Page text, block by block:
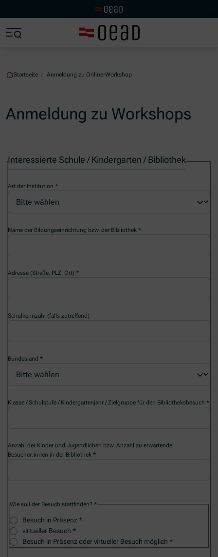
Startseite / Anmeldung zu Online-Workshop
Anmeldung zu Workshops
Interessierte Schule / Kindergarten / Bibliothek
Art der Institution
Name der Bildungseinrichtung bzw. der Bibliothek
Adresse (Straße, PLZ, Ort)
Schulkennzahl (falls zutreffend)
Bundesland
Klasse / Schulstufe / Kindergartenjahr / Zielgruppe für den Bibliotheksbesuch
Anzahl der Kinder und Jugendlichen bzw. Anzahl zu erwartende
Besucher:innen in der Bibliothek
Wie soll der Besuch stattfinden?
Besuch in Präsenz
virtueller Besuch
Besuch in Präsenz oder virtueller Besuch möglich